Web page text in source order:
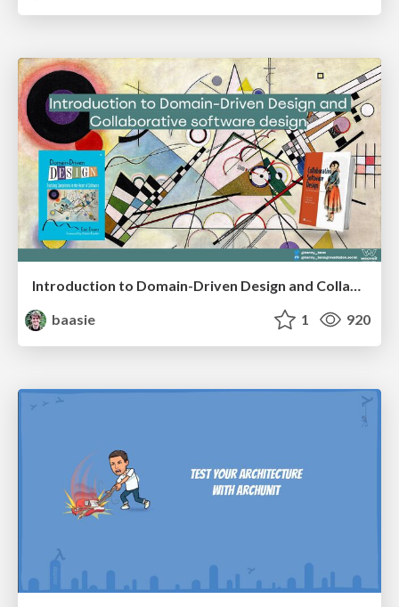
Introduction to Domain-Driven Design and Collaborative software design
baasie
1 920